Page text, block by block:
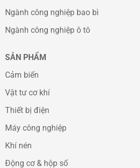
Ngành công nghiệp bao bì
Ngành công nghiệp ô tô
SẢN PHẨM
Cảm biến
Vật tư cơ khí
Thiết bị điện
Máy công nghiệp
Khí nén
Động cơ & hộp số